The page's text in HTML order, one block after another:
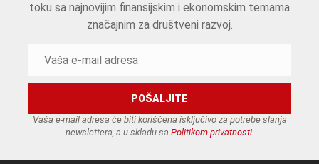
toku sa najnovijim finansijskim i ekonomskim temama
značajnim za društveni razvoj.
Vaša e-mail adresa će biti korišćena isključivo za potrebe slanja
newslettera, a u skladu sa Politikom privatnosti.